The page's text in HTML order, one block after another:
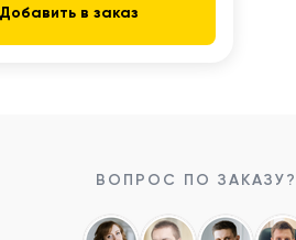
Добавить в заказ
ВОПРОС ПО ЗАКАЗУ?